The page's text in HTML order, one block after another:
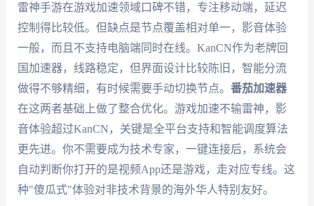
雷神手游在游戏加速领域口碑不错，专注移动端，延迟
控制得比较低。但缺点是节点覆盖相对单一，影音体验
一般，而且不支持电脑端同时在线。KanCN作为老牌回
国加速器，线路稳定，但界面设计比较陈旧，智能分流
做得不够精细，有时候需要手动切换节点。 番茄加速器
在这两者基础上做了整合优化。游戏加速不输雷神，影
音体验超过KanCN，关键是全平台支持和智能调度算法
更先进。你不需要成为技术专家，一键连接后，系统会
自动判断你打开的是视频App还是游戏，走对应专线。这
种"傻瓜式"体验对非技术背景的海外华人特别友好。